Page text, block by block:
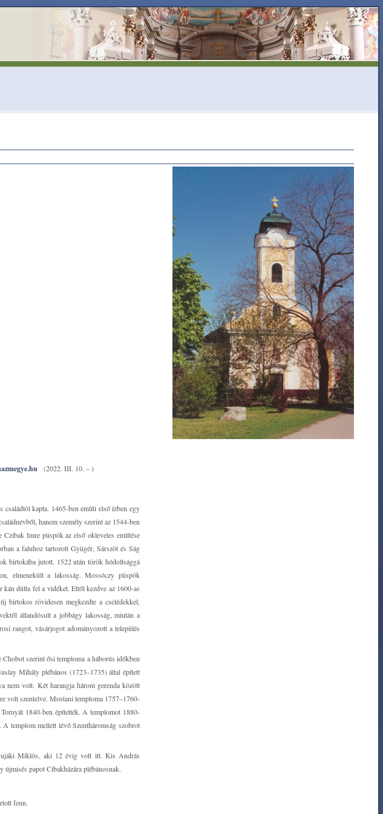
(2022. III. 10. – )
kapta. 1465-ben említi első ízben egy
hanem személy szerint az 1544-ben
Imre püspök az első okleveles említése
a faluhoz tartozott Gyügér, Sárszöt és Ság
birtokába jutott. 1522 után török hódoltsággá
elmenekült a lakosság. Mossóczy püspök
dúlta fel a vidéket. Ettől kezdve az 1600-as
rövidesen megkezdte a cselédekkel,
állandósult a jobbágy lakosság, miután a
rangot, vásárjogot adományozott a település
szerint ősi temploma a háborús időkben
Mihály plébános (1723‒1735) által épített
nem volt. Két harangja három gerenda között
volt szentelve. Mostani temploma 1757‒1760-
1840-ben építették. A templomot 1880-
templom mellett lévő Szentháromság szobrot
Miklós, aki 12 évig volt itt. Kis András
papot Cibakházára plébánosnak.
fenn.